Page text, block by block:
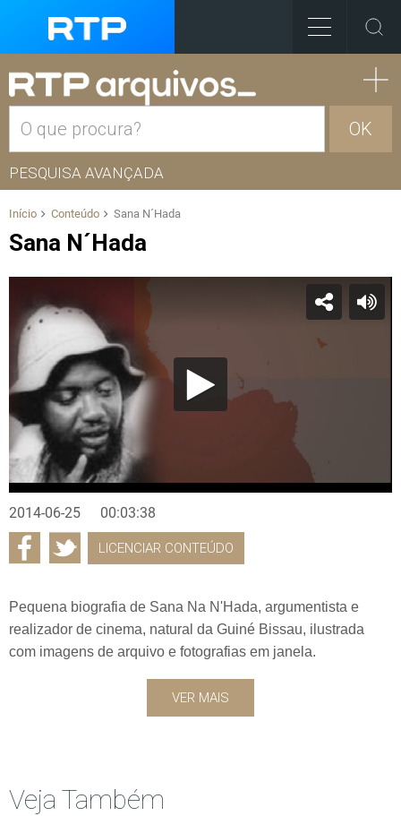
OK
PESQUISA AVANÇADA
Início Conteúdo Sana N´Hada
Sana N´Hada
2014-06-25 00:03:38
LICENCIAR CONTEÚDO
Pequena biografia de Sana Na N'Hada, argumentista e
realizador de cinema, natural da Guiné Bissau, ilustrada
com imagens de arquivo e fotografias em janela.
VER MAIS
Veja Também